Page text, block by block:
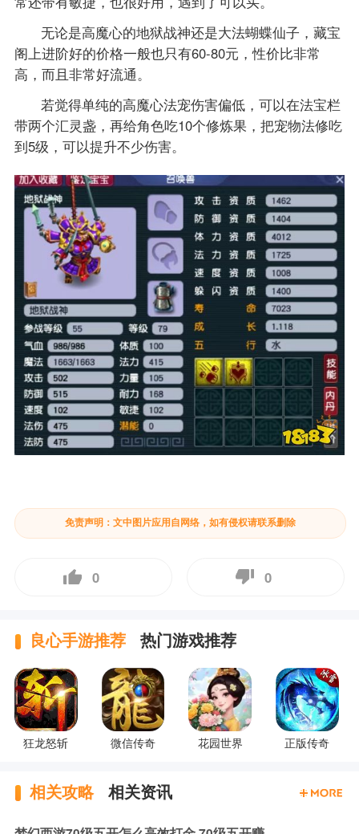
无论是高魔心的地狱战神还是大法蝴蝶仙子，藏宝
阁上进阶好的价格一般也只有60-80元，性价比非常
高，而且非常好流通。
若觉得单纯的高魔心法宠伤害偏低，可以在法宝栏
带两个汇灵盏，再给角色吃10个修炼果，把宠物法修吃
到5级，可以提升不少伤害。
免责声明：文中图片应用自网络，如有侵权请联系删除
0 0
良心手游推荐 热门游戏推荐
狂龙怒斩 微信传奇 花园世界 正版传奇
相关攻略 相关资讯